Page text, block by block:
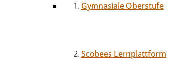
Gymnasiale Oberstufe
Scobees Lernplattform